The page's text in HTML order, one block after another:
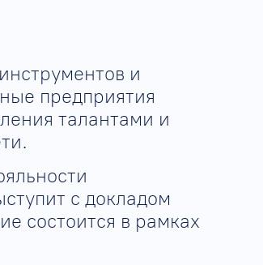
и
предприятия
талантами и
с докладом
состоится в рамках